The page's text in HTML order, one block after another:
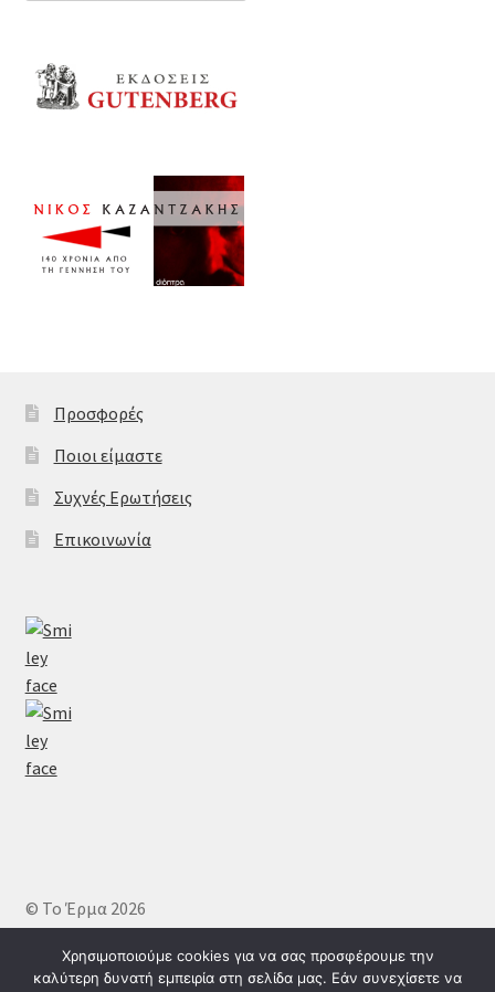
Προσφορές
Ποιοι είμαστε
Συχνές Ερωτήσεις
Επικοινωνία
© Το Έρμα 2026
Πολιτική απορρήτου
Δημιουργημένο με το
WooCommerce.
Χρησιμοποιούμε cookies για να σας προσφέρουμε την
καλύτερη δυνατή εμπειρία στη σελίδα μας. Εάν συνεχίσετε να